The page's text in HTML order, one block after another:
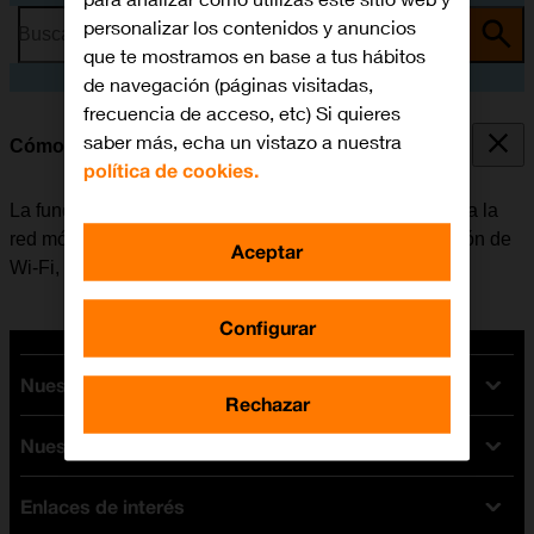
Busca por problema o tema
Cómo conectarse a una red Wi-Fi
La función de Wi-Fi se puede utilizar como alternativa a la
red móvil para conectarse a internet. Al activar la función de
Wi-Fi, el móvil no utiliza datos móviles.
Nuestras tarifas
Tarifas Orange
Tarifas fibra y móvil
Tarifas móviles
Nuestros dispositivos
Ofertas en móviles
Enlaces de interés
personalizar los contenidos y anuncios
que te mostramos en base a tus hábitos
de navegación (páginas visitadas,
frecuencia de acceso, etc) Si quieres
saber más, echa un vistazo a nuestra
política de cookies.
Configurar
Rechazar
Aceptar